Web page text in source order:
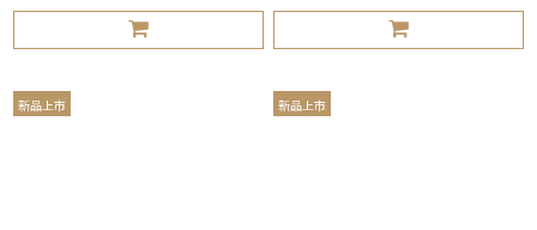
新品上市 新品上市